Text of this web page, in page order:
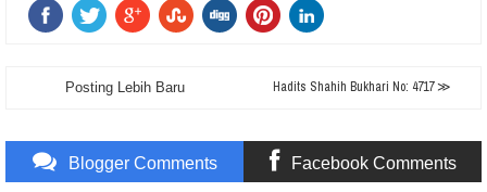
Posting Lebih Baru Hadits Shahih Bukhari No: 4717 ≫
Blogger Comments Facebook Comments